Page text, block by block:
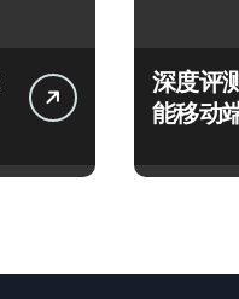
深度评
能移动